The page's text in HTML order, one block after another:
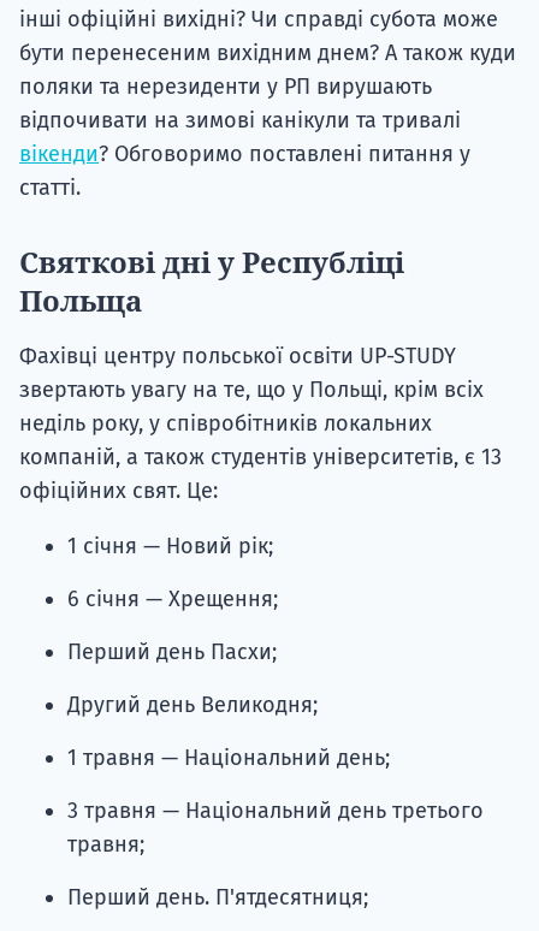
інші офіційні вихідні? Чи справді субота може
бути перенесеним вихідним днем? А також куди
поляки та нерезиденти у РП вирушають
відпочивати на зимові канікули та тривалі
вікенди? Обговоримо поставлені питання у
статті.
Святкові дні у Республіці
Польща
Фахівці центру польської освіти UP-STUDY
звертають увагу на те, що у Польщі, крім всіх
неділь року, у співробітників локальних
компаній, а також студентів університетів, є 13
офіційних свят. Це:
1 січня — Новий рік;
6 січня — Хрещення;
Перший день Пасхи;
Другий день Великодня;
1 травня — Національний день;
3 травня — Національний день третього
травня;
Перший день. П'ятдесятниця;